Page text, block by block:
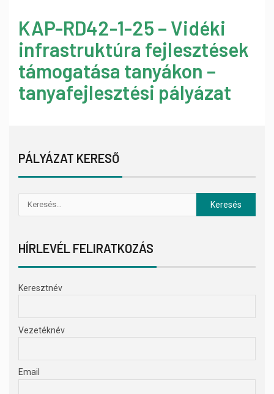
KAP-RD42-1-25 – Vidéki
infrastruktúra fejlesztések
támogatása tanyákon –
tanyafejlesztési pályázat
PÁLYÁZAT KERESŐ
HÍRLEVÉL FELIRATKOZÁS
Keresztnév
Vezetéknév
Email